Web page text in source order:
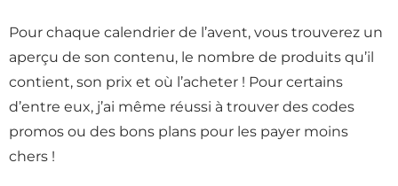
Pour chaque calendrier de l’avent, vous trouverez un
aperçu de son contenu, le nombre de produits qu’il
contient, son prix et où l’acheter ! Pour certains
d’entre eux, j’ai même réussi à trouver des codes
promos ou des bons plans pour les payer moins
chers !